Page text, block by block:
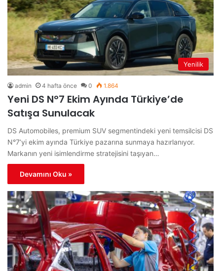
Yenilik
admin 4 hafta önce 0 1.864
Yeni DS N°7 Ekim Ayında Türkiye’de
Satışa Sunulacak
DS Automobiles, premium SUV segmentindeki yeni temsilcisi DS
N°7’yi ekim ayında Türkiye pazarına sunmaya hazırlanıyor.
Markanın yeni isimlendirme stratejisini taşıyan…
Devamını Oku »